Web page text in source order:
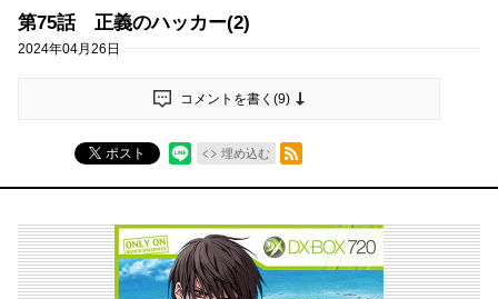
第75話 正義のハッカー(2)
2024年04月26日
コメントを書く(9)
ポスト 埋め込む
RSSフィード